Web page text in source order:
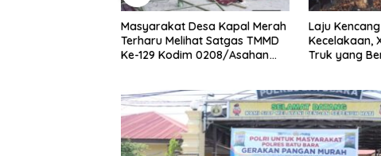
Masyarakat Desa Kapal Merah
Terharu Melihat Satgas TMMD
Ke-129 Kodim 0208/Asahan
Laju Kencang Berujung
Kecelakaan, Xpander Hantam
Truk yang Berhenti di Bahu